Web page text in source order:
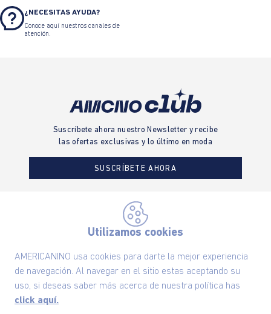
Utilizamos cookies
AMERICANINO usa cookies para darte la mejor experiencia
de navegación. Al navegar en el sitio estas aceptando su
uso, si deseas saber más acerca de nuestra política has
click aquí.
¿NECESITAS AYUDA?
Conoce aquí nuestros canales de
atención.
Suscríbete ahora nuestro Newsletter y recibe
las ofertas exclusivas y lo último en moda
SUSCRÍBETE AHORA
Ayudas
Políticas